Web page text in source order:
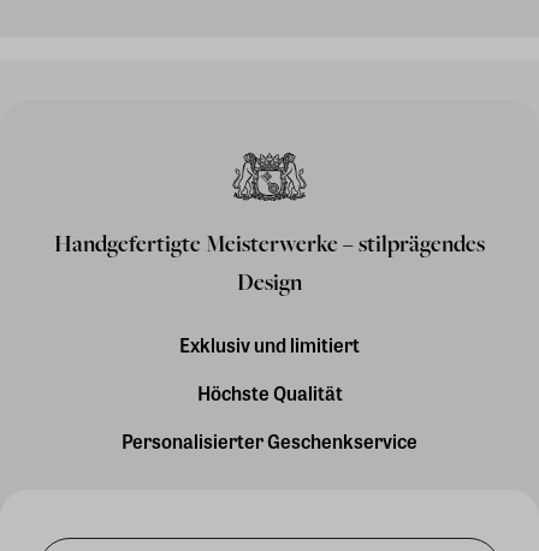
Handgefertigte Meisterwerke – stilprägendes
Design
Exklusiv und limitiert
Höchste Qualität
Personalisierter Geschenkservice